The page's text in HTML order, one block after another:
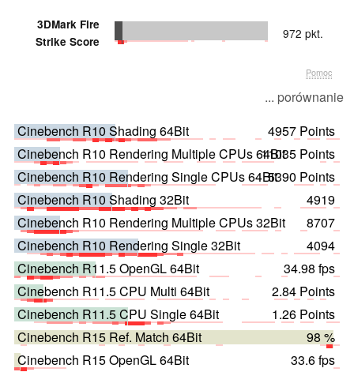
3DMark Fire
Strike Score
972 pkt.
Pomoc
... porównanie
Cinebench R10 Shading 64Bit
4957 Points
Cinebench R10 Rendering Multiple CPUs 64Bit11035 Points
Cinebench R10 Rendering Single CPUs 64Bit5390 Points
Cinebench R10 Shading 32Bit
4919
Cinebench R10 Rendering Multiple CPUs 32Bit
8707
Cinebench R10 Rendering Single 32Bit
4094
Cinebench R11.5 OpenGL 64Bit
34.98 fps
Cinebench R11.5 CPU Multi 64Bit
2.84 Points
Cinebench R11.5 CPU Single 64Bit
1.26 Points
Cinebench R15 Ref. Match 64Bit
98 %
Cinebench R15 OpenGL 64Bit
33.6 fps